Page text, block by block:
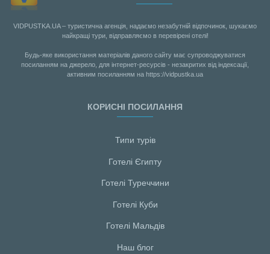
VIDPUSTKA.UA – туристична агенція, надаємо незабутній відпочинок, шукаємо
найкращі тури, відправляємо в перевірені отелі!
Будь-яке використання матеріалів даного сайту має супроводжуватися
посиланням на джерело, для інтернет-ресурсів - незакритих від індексації,
активним посиланням на https://vidpustka.ua
КОРИСНІ ПОСИЛАННЯ
Типи турів
Готелі Єгипту
Готелі Туреччини
Готелі Куби
Готелі Мальдiв
Наш блог